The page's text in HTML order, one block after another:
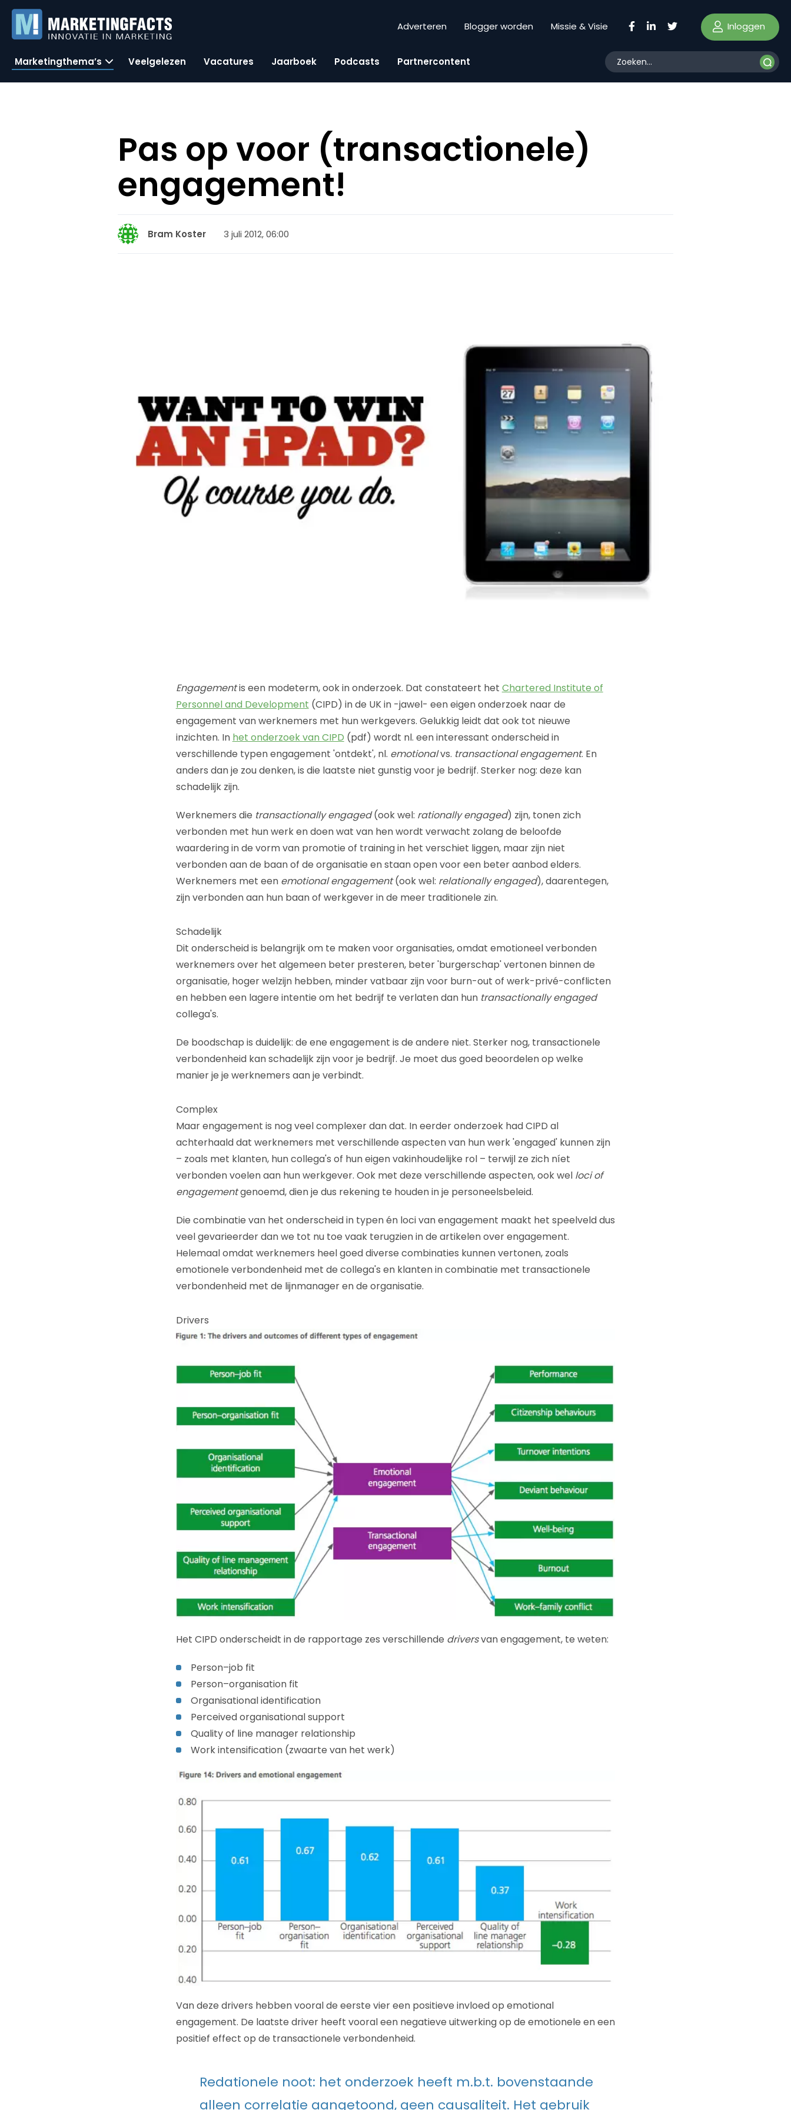
Adverteren Blogger worden Missie & Visie Inloggen
Marketingthema’s Veelgelezen Vacatures Jaarboek Podcasts Partnercontent
Pas op voor (transactionele)
engagement!
Bram Koster 3 juli 2012, 06:00
Engagementis een modeterm, ook in onderzoek. Dat constateert het Chartered Institute of
Personnel and Development (CIPD) in de UK in -jawel- een eigen onderzoek naar de
engagement van werknemers met hun werkgevers. Gelukkig leidt dat ook tot nieuwe
inzichten. In het onderzoek van CIPD (pdf) wordt nl. een interessant onderscheid in
verschillende typen engagement 'ontdekt', nl. emotionalvs. transactional engagement. En
anders dan je zou denken, is die laatste niet gunstig voor je bedrijf. Sterker nog: deze kan
schadelijk zijn.
Werknemers die transactionally engaged(ook wel: rationally engaged) zijn, tonen zich
verbonden met hun werk en doen wat van hen wordt verwacht zolang de beloofde
waardering in de vorm van promotie of training in het verschiet liggen, maar zijn niet
verbonden aan de baan of de organisatie en staan open voor een beter aanbod elders.
Werknemers met een emotional engagement(ook wel: relationally engaged), daarentegen,
zijn verbonden aan hun baan of werkgever in de meer traditionele zin.
Schadelijk
Dit onderscheid is belangrijk om te maken voor organisaties, omdat emotioneel verbonden
werknemers over het algemeen beter presteren, beter 'burgerschap' vertonen binnen de
organisatie, hoger welzijn hebben, minder vatbaar zijn voor burn-out of werk-privé-conflicten
en hebben een lagere intentie om het bedrijf te verlaten dan hun transactionally engaged
collega's.
De boodschap is duidelijk: de ene engagement is de andere niet. Sterker nog, transactionele
verbondenheid kan schadelijk zijn voor je bedrijf. Je moet dus goed beoordelen op welke
manier je je werknemers aan je verbindt.
Complex
Maar engagement is nog veel complexer dan dat. In eerder onderzoek had CIPD al
achterhaald dat werknemers met verschillende aspecten van hun werk 'engaged' kunnen zijn
– zoals met klanten, hun collega's of hun eigen vakinhoudelijke rol – terwijl ze zich níet
verbonden voelen aan hun werkgever. Ook met deze verschillende aspecten, ook wel loci of
engagementgenoemd, dien je dus rekening te houden in je personeelsbeleid.
Die combinatie van het onderscheid in typen én loci van engagement maakt het speelveld dus
veel gevarieerder dan we tot nu toe vaak terugzien in de artikelen over engagement.
Helemaal omdat werknemers heel goed diverse combinaties kunnen vertonen, zoals
emotionele verbondenheid met de collega's en klanten in combinatie met transactionele
verbondenheid met de lijnmanager en de organisatie.
Drivers
Het CIPD onderscheidt in de rapportage zes verschillende driversvan engagement, te weten:
Person–job fit
Person–organisation fit
Organisational identification
Perceived organisational support
Quality of line manager relationship
Work intensification (zwaarte van het werk)
Van deze drivers hebben vooral de eerste vier een positieve invloed op emotional
engagement. De laatste driver heeft vooral een negatieve uitwerking op de emotionele en een
positief effect op de transactionele verbondenheid.
Redationele noot: het onderzoek heeft m.b.t. bovenstaande
alleen correlatie aangetoond, geen causaliteit. Het gebruik